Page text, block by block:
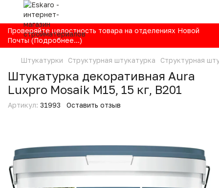
Проверяйте целостность товара на отделениях Новой
Почты (Подробнее...)
Штукатурки Структурная штукатурка Структурная
Штукатурка декоративная Aura
Luxpro Mosaik M15, 15 кг, B201
Артикул: 31993 Оставить отзыв